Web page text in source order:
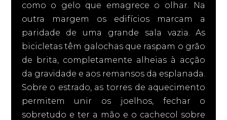
como o gelo que emagrece o olhar. Na
outra margem os edifícios marcam a
paridade de uma grande sala vazia. As
bicicletas têm galochas que raspam o grão
de brita, completamente alheias à acção
da gravidade e aos remansos da esplanada.
Sobre o estrado, as torres de aquecimento
permitem unir os joelhos, fechar o
sobretudo e ter a mão e o cachecol sobre